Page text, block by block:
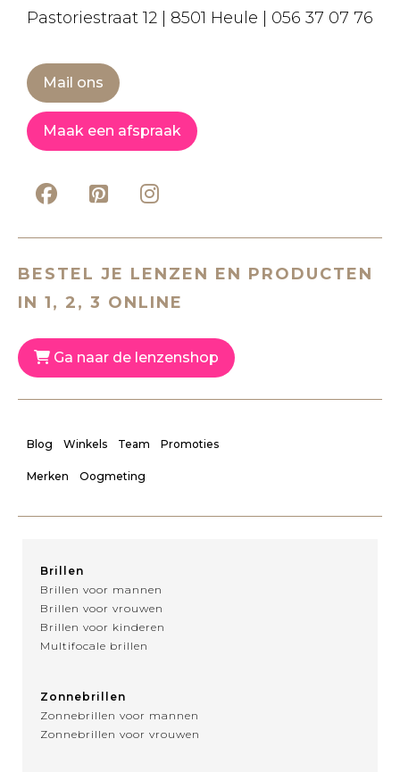
Pastoriestraat 12 | 8501 Heule | 056 37 07 76
Mail ons
Maak een afspraak
BESTEL JE LENZEN EN PRODUCTEN
IN 1, 2, 3 ONLINE
Ga naar de lenzenshop
Blog Winkels Team Promoties
Merken Oogmeting
Brillen
Brillen voor mannen
Brillen voor vrouwen
Brillen voor kinderen
Multifocale brillen
Zonnebrillen
Zonnebrillen voor mannen
Zonnebrillen voor vrouwen